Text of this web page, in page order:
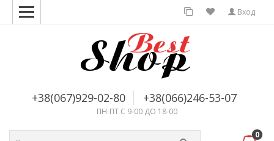
Вход
+38(067)929-02-80 +38(066)246-53-07
ПН-ПТ С 9-00 ДО 18-00
0